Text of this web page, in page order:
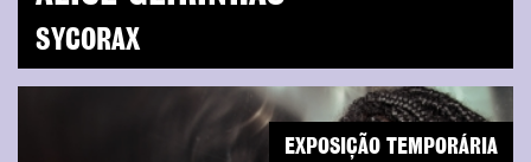
SYCORAX
EXPOSIÇÃO TEMPORÁRIA